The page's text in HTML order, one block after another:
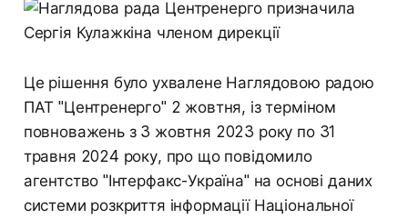
Це рішення було ухвалене Наглядовою радою
ПАТ "Центренерго" 2 жовтня, із терміном
повноважень з 3 жовтня 2023 року по 31
травня 2024 року, про що повідомило
агентство "Інтерфакс-Україна" на основі даних
системи розкриття інформації Національної